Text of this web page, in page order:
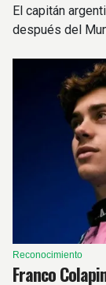
El capitán
después del
Reconocimiento
Franco